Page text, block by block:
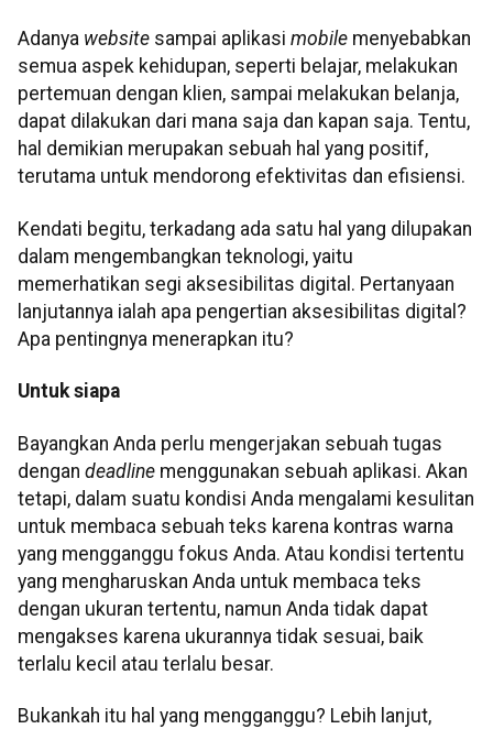
Adanya website sampai aplikasi mobile menyebabkan
semua aspek kehidupan, seperti belajar, melakukan
pertemuan dengan klien, sampai melakukan belanja,
dapat dilakukan dari mana saja dan kapan saja. Tentu,
hal demikian merupakan sebuah hal yang positif,
terutama untuk mendorong efektivitas dan efisiensi.
Kendati begitu, terkadang ada satu hal yang dilupakan
dalam mengembangkan teknologi, yaitu
memerhatikan segi aksesibilitas digital. Pertanyaan
lanjutannya ialah apa pengertian aksesibilitas digital?
Apa pentingnya menerapkan itu?
Untuk siapa
Bayangkan Anda perlu mengerjakan sebuah tugas
dengan deadline menggunakan sebuah aplikasi. Akan
tetapi, dalam suatu kondisi Anda mengalami kesulitan
untuk membaca sebuah teks karena kontras warna
yang mengganggu fokus Anda. Atau kondisi tertentu
yang mengharuskan Anda untuk membaca teks
dengan ukuran tertentu, namun Anda tidak dapat
mengakses karena ukurannya tidak sesuai, baik
terlalu kecil atau terlalu besar.
Bukankah itu hal yang mengganggu? Lebih lanjut,